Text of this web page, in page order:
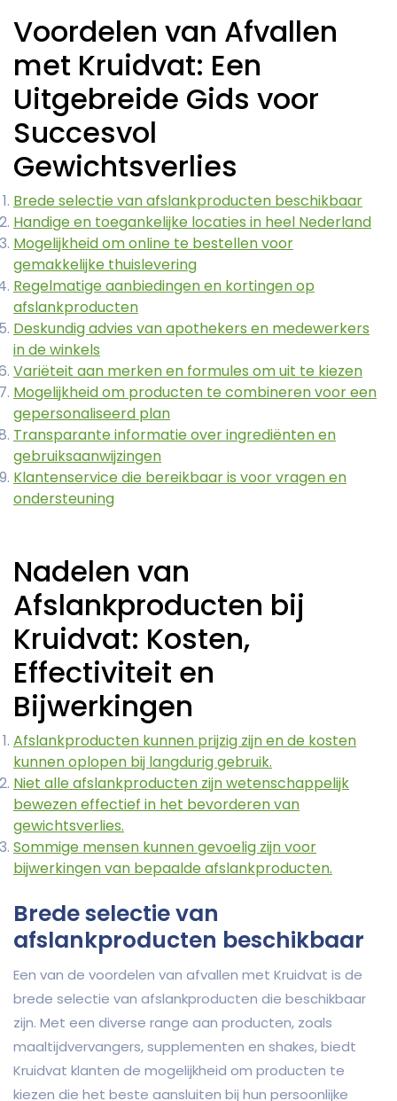
Voordelen van Afvallen
met Kruidvat: Een
Uitgebreide Gids voor
Succesvol
Gewichtsverlies
Brede selectie van afslankproducten beschikbaar
Handige en toegankelijke locaties in heel Nederland
Mogelijkheid om online te bestellen voor
gemakkelijke thuislevering
Regelmatige aanbiedingen en kortingen op
afslankproducten
Deskundig advies van apothekers en medewerkers
in de winkels
Variëteit aan merken en formules om uit te kiezen
Mogelijkheid om producten te combineren voor een
gepersonaliseerd plan
Transparante informatie over ingrediënten en
gebruiksaanwijzingen
Klantenservice die bereikbaar is voor vragen en
ondersteuning
Nadelen van
Afslankproducten bij
Kruidvat: Kosten,
Effectiviteit en
Bijwerkingen
Afslankproducten kunnen prijzig zijn en de kosten
kunnen oplopen bij langdurig gebruik.
Niet alle afslankproducten zijn wetenschappelijk
bewezen effectief in het bevorderen van
gewichtsverlies.
Sommige mensen kunnen gevoelig zijn voor
bijwerkingen van bepaalde afslankproducten.
Brede selectie van
afslankproducten beschikbaar
Een van de voordelen van afvallen met Kruidvat is de
brede selectie van afslankproducten die beschikbaar
zijn. Met een diverse range aan producten, zoals
maaltijdvervangers, supplementen en shakes, biedt
Kruidvat klanten de mogelijkheid om producten te
kiezen die het beste aansluiten bij hun persoonlijke